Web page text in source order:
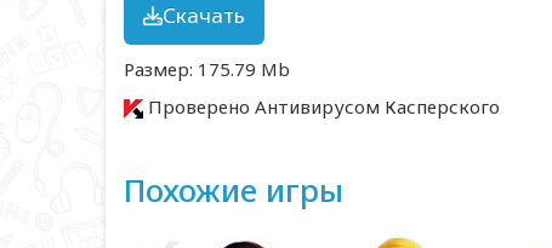
Скачать
Размер: 175.79 Mb
Проверено Антивирусом Касперского
Похожие игры